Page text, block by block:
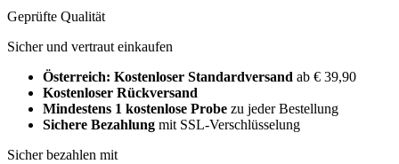
Geprüfte Qualität
Sicher und vertraut einkaufen
Österreich: Kostenloser Standardversand ab € 39,90
Kostenloser Rückversand
Mindestens 1 kostenlose Probe zu jeder Bestellung
Sichere Bezahlung mit SSL-Verschlüsselung
Sicher bezahlen mit